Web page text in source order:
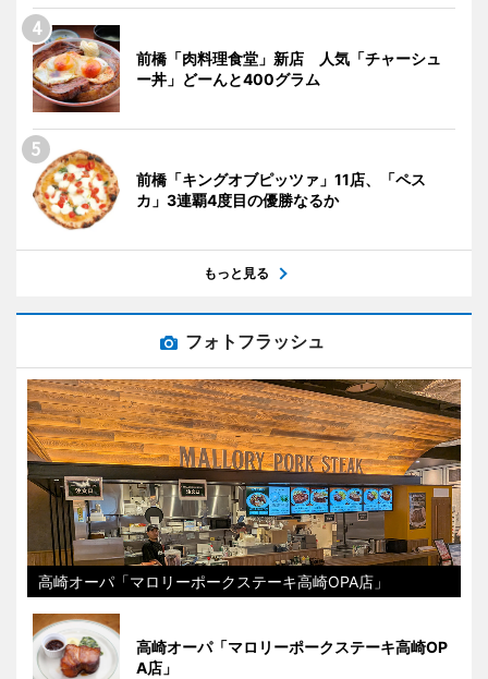
前橋「肉料理食堂」新店 人気「チャーシュ
ー丼」どーんと400グラム
前橋「キングオブピッツァ」11店、「ペス
カ」3連覇4度目の優勝なるか
もっと見る
フォトフラッシュ
高崎オーパ「マロリーポークステーキ高崎OPA店」
高崎オーパ「マロリーポークステーキ高崎OP
A店」